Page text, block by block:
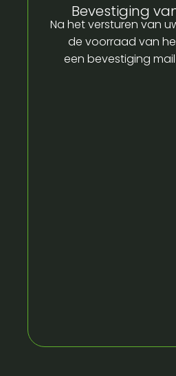
Bevestiging
Na het versturen van
de voorraad van
een bevestiging